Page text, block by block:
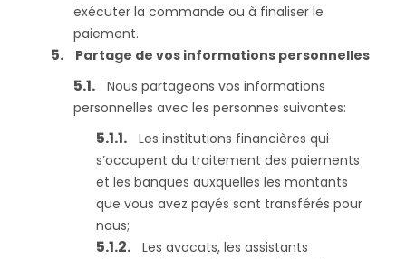
exécuter la commande ou à finaliser le
paiement.
Partage de vos informations personnelles
Nous partageons vos informations
personnelles avec les personnes suivantes:
Les institutions financières qui
s’occupent du traitement des paiements
et les banques auxquelles les montants
que vous avez payés sont transférés pour
nous;
Les avocats, les assistants